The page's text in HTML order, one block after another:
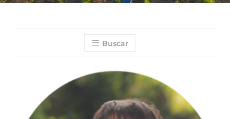
Buscar